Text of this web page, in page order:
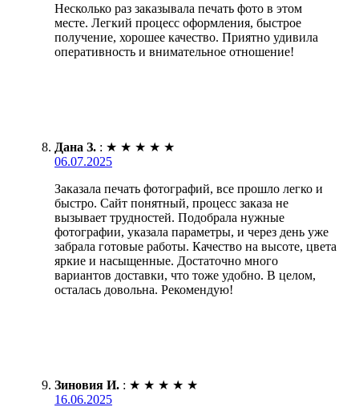
Несколько раз заказывала печать фото в этом
месте. Легкий процесс оформления, быстрое
получение, хорошее качество. Приятно удивила
оперативность и внимательное отношение!
Дана З. : ★ ★ ★ ★ ★
06.07.2025
Заказала печать фотографий, все прошло легко и
быстро. Сайт понятный, процесс заказа не
вызывает трудностей. Подобрала нужные
фотографии, указала параметры, и через день уже
забрала готовые работы. Качество на высоте, цвета
яркие и насыщенные. Достаточно много
вариантов доставки, что тоже удобно. В целом,
осталась довольна. Рекомендую!
Зиновия И. : ★ ★ ★ ★ ★
16.06.2025